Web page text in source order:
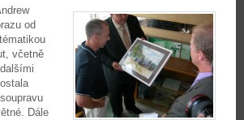
od
včetně
Dále